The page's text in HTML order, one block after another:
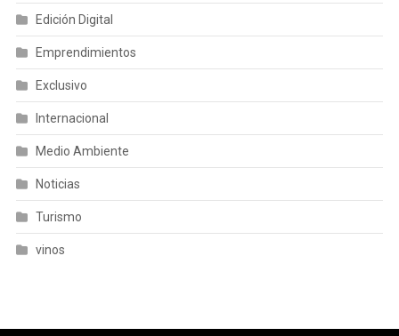
Edición Digital
Emprendimientos
Exclusivo
Internacional
Medio Ambiente
Noticias
Turismo
vinos